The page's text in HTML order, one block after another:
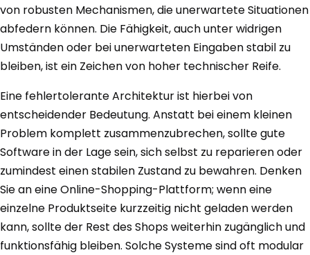
von robusten Mechanismen, die unerwartete Situationen
abfedern können. Die Fähigkeit, auch unter widrigen
Umständen oder bei unerwarteten Eingaben stabil zu
bleiben, ist ein Zeichen von hoher technischer Reife.
Eine fehlertolerante Architektur ist hierbei von
entscheidender Bedeutung. Anstatt bei einem kleinen
Problem komplett zusammenzubrechen, sollte gute
Software in der Lage sein, sich selbst zu reparieren oder
zumindest einen stabilen Zustand zu bewahren. Denken
Sie an eine Online-Shopping-Plattform; wenn eine
einzelne Produktseite kurzzeitig nicht geladen werden
kann, sollte der Rest des Shops weiterhin zugänglich und
funktionsfähig bleiben. Solche Systeme sind oft modular